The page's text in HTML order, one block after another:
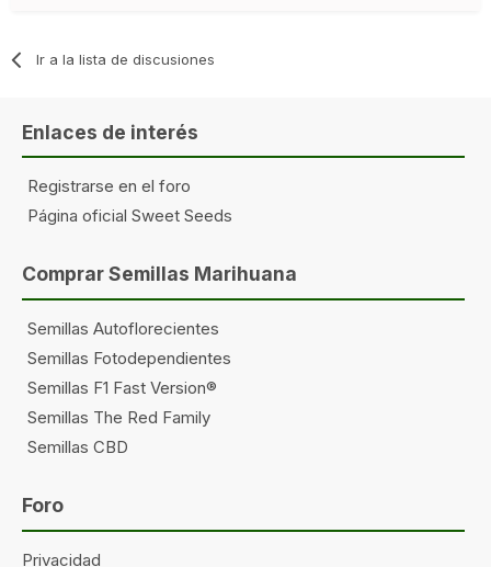
Ir a la lista de discusiones
Enlaces de interés
Registrarse en el foro
Página oficial Sweet Seeds
Comprar Semillas Marihuana
Semillas Autoflorecientes
Semillas Fotodependientes
Semillas F1 Fast Version®
Semillas The Red Family
Semillas CBD
Foro
Privacidad